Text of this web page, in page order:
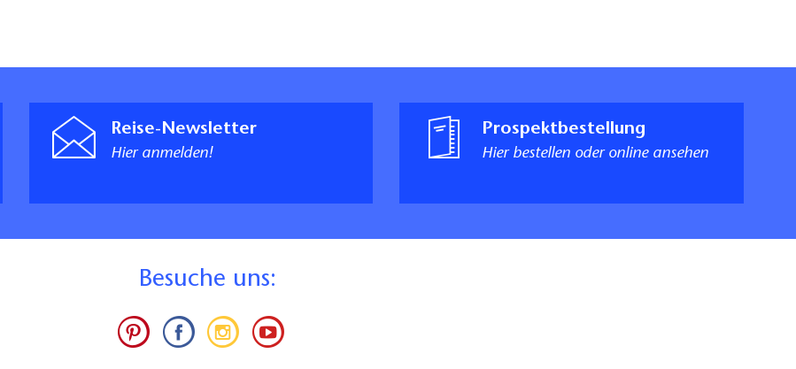
Reise-Newsletter
Hier anmelden!
Prospektbestellung
Hier bestellen oder online ansehen
Besuche uns: